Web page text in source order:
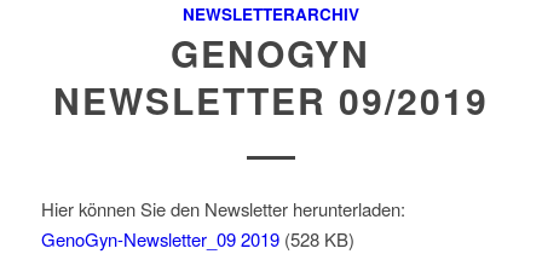
NEWSLETTERARCHIV
GENOGYN
NEWSLETTER 09/2019
Hier können Sie den Newsletter herunterladen:
GenoGyn-Newsletter_09 2019(528 KB)